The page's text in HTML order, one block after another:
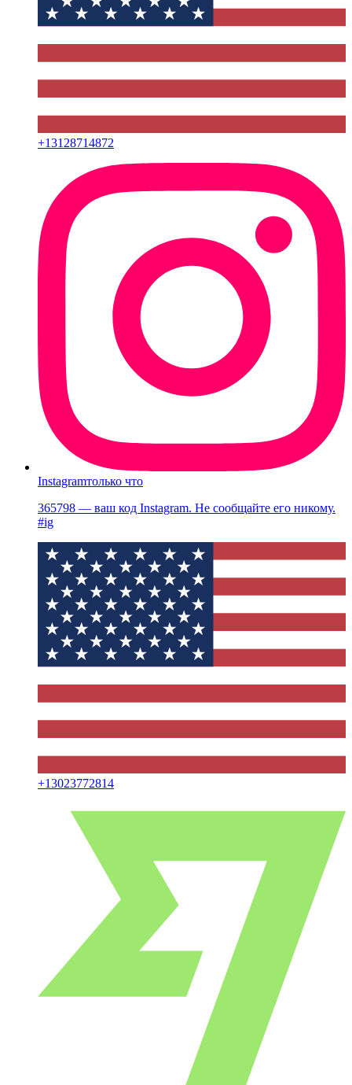
+13128714872
Instagramтолько что
365798 — ваш код Instagram. Не сообщайте его никому.
#ig
+13023772814